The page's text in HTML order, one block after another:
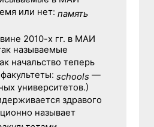
или нет: память
2010-х гг. в МАИ
называемые
начальство теперь
schools —
университетов.)
здравого
называет